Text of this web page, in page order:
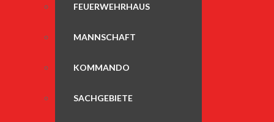
FEUERWEHRHAUS
MANNSCHAFT
KOMMANDO
SACHGEBIETE